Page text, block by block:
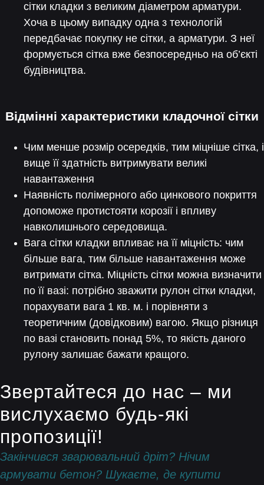
сітки кладки з великим діаметром арматури.
Хоча в цьому випадку одна з технологій
передбачає покупку не сітки, а арматури. З неї
формується сітка вже безпосередньо на об’єкті
будівництва.
Відмінні характеристики кладочної сітки
Чим менше розмір осередків, тим міцніше сітка, і
вище її здатність витримувати великі
навантаження
Наявність полімерного або цинкового покриття
допоможе протистояти корозії і впливу
навколишнього середовища.
Вага сітки кладки впливає на її міцність: чим
більше вага, тим більше навантаження може
витримати сітка. Міцність сітки можна визначити
по її вазі: потрібно зважити рулон сітки кладки,
порахувати вага 1 кв. м. і порівняти з
теоретичним (довідковим) вагою. Якщо різниця
по вазі становить понад 5%, то якість даного
рулону залишає бажати кращого.
Звертайтеся до нас – ми
вислухаємо будь-які
пропозиції!
Закінчився зварювальний дріт? Нічим
армувати бетон? Шукаєте, де купити